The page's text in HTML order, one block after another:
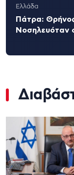
Ελλάδα
Πάτρα: